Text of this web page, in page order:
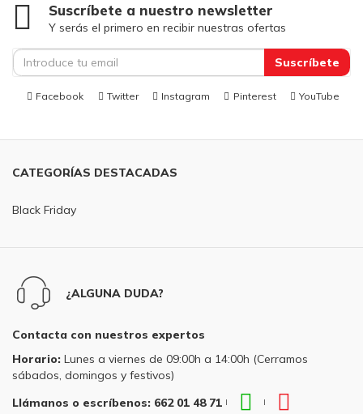
Suscríbete a nuestro newsletter
Y serás el primero en recibir nuestras ofertas
Suscríbete
Facebook Twitter Instagram Pinterest YouTube
CATEGORÍAS DESTACADAS
Black Friday
¿ALGUNA DUDA?
Contacta con nuestros expertos
Horario: Lunes a viernes de 09:00h a 14:00h (Cerramos
sábados, domingos y festivos)
Llámanos o escríbenos: 662 01 48 71 |
WhatsApp
|